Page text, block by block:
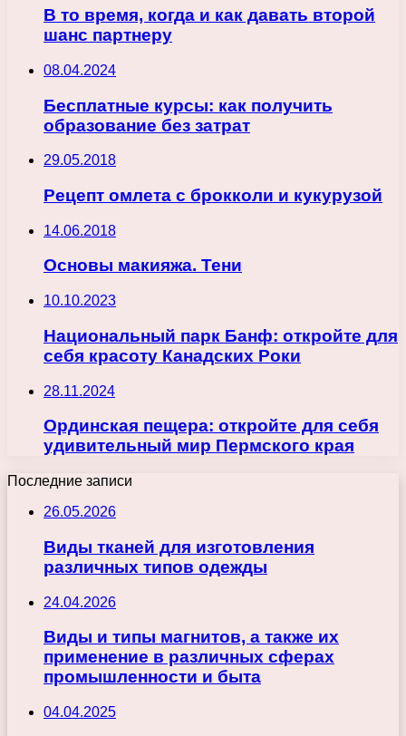
В то время, когда и как давать второй
шанс партнеру
08.04.2024
Бесплатные курсы: как получить
образование без затрат
29.05.2018
Рецепт омлета с брокколи и кукурузой
14.06.2018
Основы макияжа. Тени
10.10.2023
Национальный парк Банф: откройте для
себя красоту Канадских Роки
28.11.2024
Ординская пещера: откройте для себя
удивительный мир Пермского края
Последние записи
26.05.2026
Виды тканей для изготовления
различных типов одежды
24.04.2026
Виды и типы магнитов, а также их
применение в различных сферах
промышленности и быта
04.04.2025